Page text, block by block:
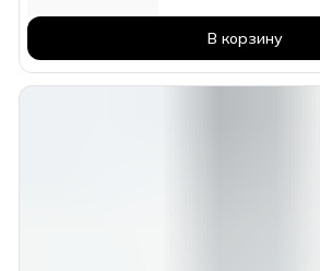
В корзину